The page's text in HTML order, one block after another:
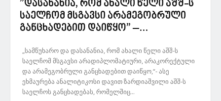
”დასანანია, რომ ახალი წელი აშშ-ს
საელჩომ მსგავსი არამეგობრული
განცხადებით დაიწყო” –...
„სამწუხარო და დასანანია, რომ ახალი წელი აშშ-ს
საელჩომ მსგავსი არადიპლომატიური, არაკორექტული
და არამეგობრული განცხადებით დაიწყო,“- ასე
ეხმაურება ანალიტიკოსი დავით ზარდიაშვილი აშშ-ს
საელჩოს განცხადებას, რომელშიც...